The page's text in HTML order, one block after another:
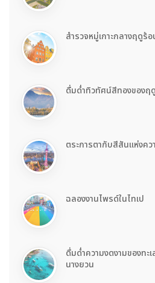
สำรวจหมู่เกาะกลางฤดูร้
ดื่มด่ำทิวทัศน์สีทองของฤ
ตระการตากับสีสันแห่งค
ฉลองงานไพรด์ในไทเป
ดื่มด่ำความงดงามของทะเ
นางยวน